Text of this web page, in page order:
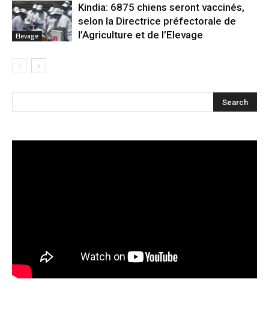
Elevage
Kindia: 6875 chiens seront vaccinés,
selon la Directrice préfectorale de
l’Agriculture et de l’Elevage